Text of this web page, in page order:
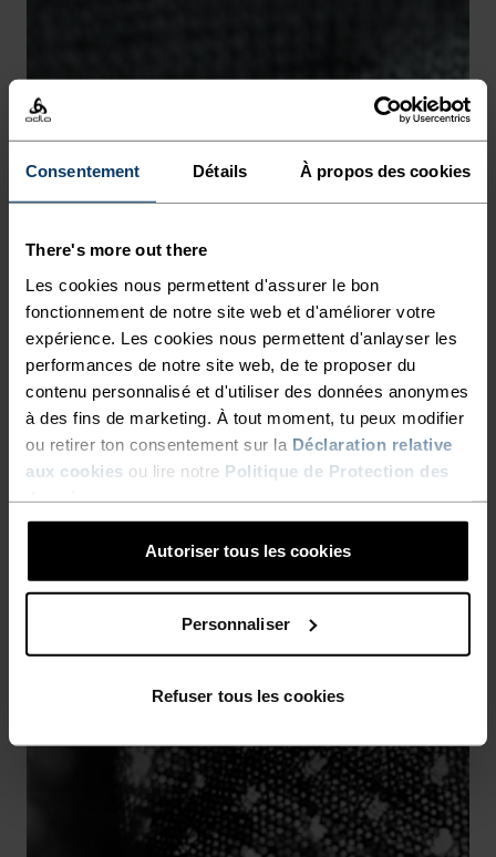
Consentement Détails À propos des cookies
There's more out there
Les cookies nous permettent d'assurer le bon
fonctionnement de notre site web et d'améliorer votre
expérience. Les cookies nous permettent d'anlayser les
performances de notre site web, de te proposer du
contenu personnalisé et d'utiliser des données anonymes
à des fins de marketing. À tout moment, tu peux modifier
ou retirer ton consentement sur la Déclaration relative
aux cookies ou lire notre Politique de Protection des
Autoriser tous les cookies
Personnaliser
Refuser tous les cookies
-15°
-20°
-25°
-30°
-15°
-20°
-25°
-30°
PRÉVENTION DES IRRITATIONS
Conçu avec soin pour réduire les frottements